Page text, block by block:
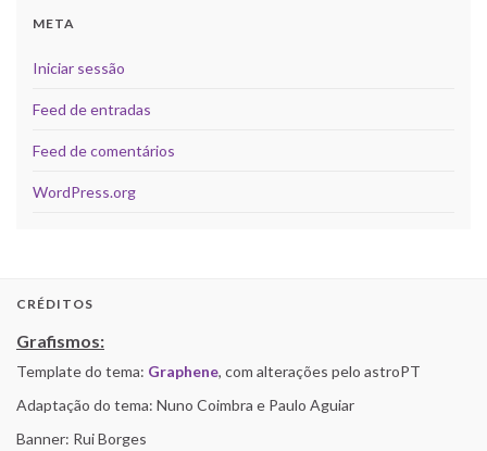
META
Iniciar sessão
Feed de entradas
Feed de comentários
WordPress.org
CRÉDITOS
Grafismos:
Template do tema: Graphene, com alterações pelo astroPT
Adaptação do tema: Nuno Coimbra e Paulo Aguiar
Banner: Rui Borges